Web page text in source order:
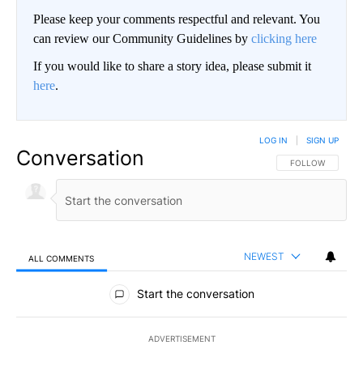
Please keep your comments respectful and relevant. You
can review our Community Guidelines by clicking here
If you would like to share a story idea, please submit it
here.
Conversation FOLLOW THIS
FOLLOW
LOG IN SIGN UP
ALL COMMENTS NEWEST
All Comments
Start the conversation
ADVERTISEMENT